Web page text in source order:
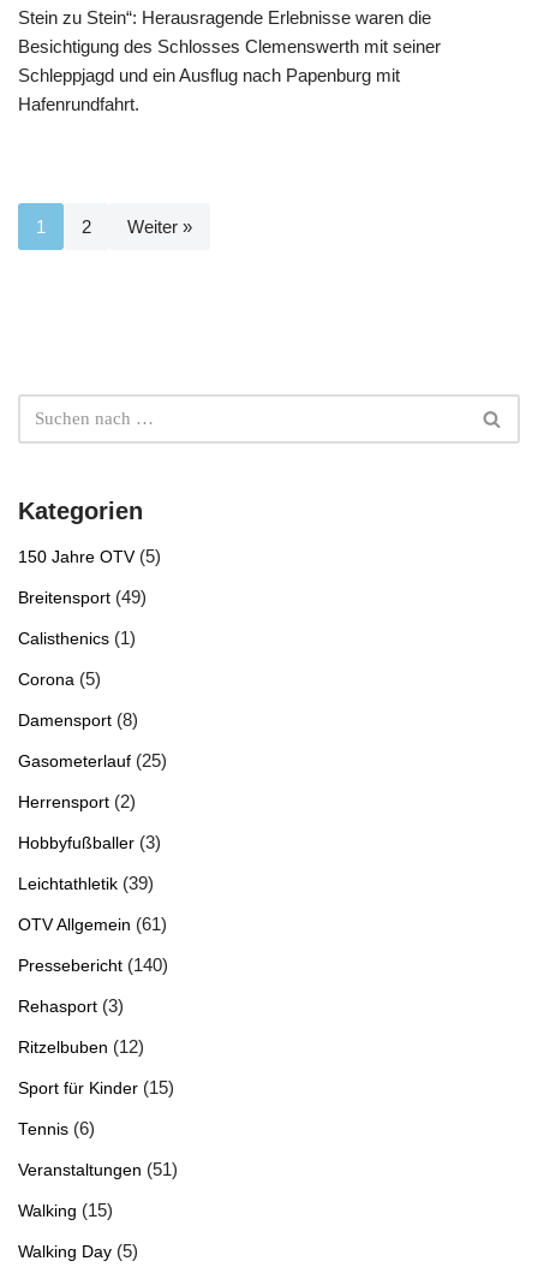
Stein zu Stein“: Herausragende Erlebnisse waren die
Besichtigung des Schlosses Clemenswerth mit seiner
Schleppjagd und ein Ausflug nach Papenburg mit
Hafenrundfahrt.
1 2 Weiter »
Kategorien
150 Jahre OTV(5)
Breitensport (49)
Calisthenics (1)
Corona (5)
Damensport (8)
Gasometerlauf (25)
Herrensport (2)
Hobbyfußballer (3)
Leichtathletik (39)
OTV Allgemein (61)
Pressebericht (140)
Rehasport (3)
Ritzelbuben (12)
Sport für Kinder (15)
Tennis (6)
Veranstaltungen (51)
Walking (15)
Walking Day (5)